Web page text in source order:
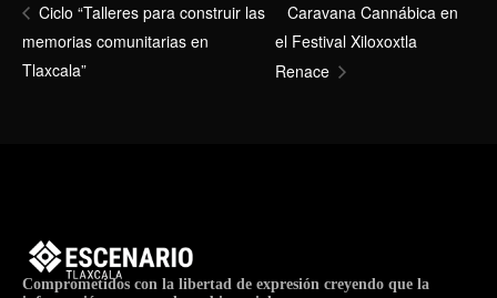
Ciclo “Talleres para construir las
memorias comunitarias en
Tlaxcala”
Caravana Cannábica en
el Festival Xiloxoxtla
Renace
Comprometidos con la libertad de expresión creyendo que la